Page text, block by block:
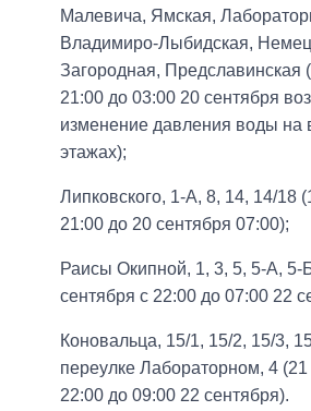
Малевича, Ямская,
Владимиро-Лыбидская,
Загородная, Предславинская
21:00 до 03:00 20 сентября
изменение давления воды на
этажах);
Липковского, 1-А, 8, 14, 14/18
21:00 до 20 сентября 07:00);
Раисы Окипной, 1, 3, 5, 5-А, 5-
сентября с 22:00 до 07:00 22
Коновальца, 15/1, 15/2, 15/3,
переулке Лабораторном, 4 (21
22:00 до 09:00 22 сентября).